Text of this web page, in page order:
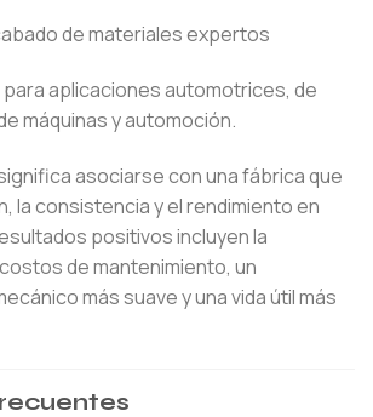
de materiales expertos
aplicaciones automotrices, de
máquinas y automoción.
asociarse con una fábrica que
la consistencia y el rendimiento en
positivos incluyen la
de mantenimiento, un
más suave y una vida útil más